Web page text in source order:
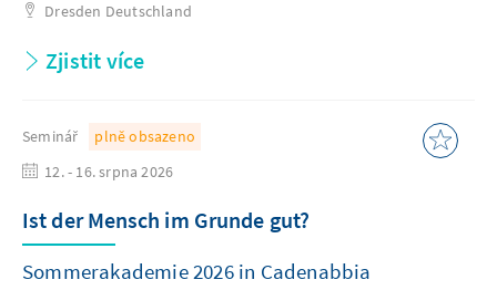
Dresden Deutschland
Zjistit více
Seminář
plně obsazeno
12. - 16. srpna 2026
Ist der Mensch im Grunde gut?
Sommerakademie 2026 in Cadenabbia